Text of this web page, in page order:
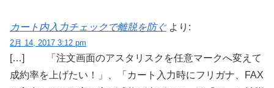
カート内入力チェックで離脱を防ぐ より:
2月 14, 2017 3:12 pm
[…] 「注文画面のアスタリスクを任意マークへ変えて
成約率を上げたい！」、「カート入力時にフリガナ、FAX